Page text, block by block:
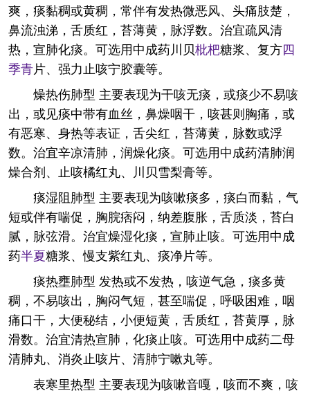
爽，痰黏稠或黄稠，常伴有发热微恶风、头痛肢楚，
鼻流浊涕，舌质红，苔薄黄，脉浮数。治宜疏风清
热，宣肺化痰。可选用中成药川贝枇杷糖浆、复方四
季青片、强力止咳宁胶囊等。
燥热伤肺型 主要表现为干咳无痰，或痰少不易咳
出，或见痰中带有血丝，鼻燥咽干，咳甚则胸痛，或
有恶寒、身热等表证，舌尖红，苔薄黄，脉数或浮
数。治宜辛凉清肺，润燥化痰。可选用中成药清肺润
燥合剂、止咳橘红丸、川贝雪梨膏等。
痰湿阻肺型 主要表现为咳嗽痰多，痰白而黏，气
短或伴有喘促，胸脘痞闷，纳差腹胀，舌质淡，苔白
腻，脉弦滑。治宜燥湿化痰，宣肺止咳。可选用中成
药半夏糖浆、慢支紫红丸、痰净片等。
痰热壅肺型 发热或不发热，咳逆气急，痰多黄
稠，不易咳出，胸闷气短，甚至喘促，呼吸困难，咽
痛口干，大便秘结，小便短黄，舌质红，苔黄厚，脉
滑数。治宜清热宣肺，化痰止咳。可选用中成药二母
清肺丸、消炎止咳片、清肺宁嗽丸等。
表寒里热型 主要表现为咳嗽音嘎，咳而不爽，咳